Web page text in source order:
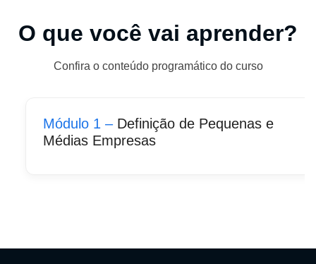
O que você vai aprender?
Confira o conteúdo programático do curso
Módulo 1 – Definição de Pequenas e
Médias Empresas